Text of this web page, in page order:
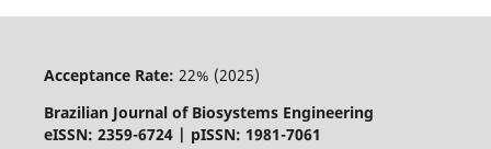
Acceptance Rate: 22% (2025)
Brazilian Journal of Biosystems Engineering
eISSN: 2359-6724 | pISSN: 1981-7061